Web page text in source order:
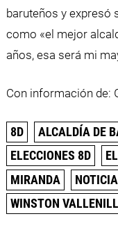
baruteños y expresó
como «el mejor
años, esa será mi
Con información de:
8D ALCALDÍA DE
ELECCIONES 8D
MIRANDA
WINSTON